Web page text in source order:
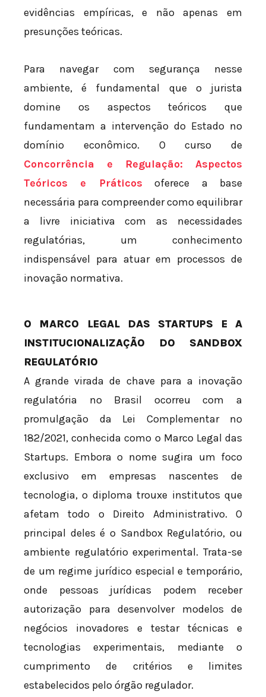
evidências empíricas, e não apenas em
presunções teóricas.
Para navegar com segurança nesse
ambiente, é fundamental que o jurista
domine os aspectos teóricos que
fundamentam a intervenção do Estado no
domínio econômico. O curso de
Concorrência e Regulação: Aspectos
Teóricos e Práticos oferece a base
necessária para compreender como equilibrar
a livre iniciativa com as necessidades
regulatórias, um conhecimento
indispensável para atuar em processos de
inovação normativa.
O MARCO LEGAL DAS STARTUPS E A
INSTITUCIONALIZAÇÃO DO SANDBOX
REGULATÓRIO
A grande virada de chave para a inovação
regulatória no Brasil ocorreu com a
promulgação da Lei Complementar nº
182/2021, conhecida como o Marco Legal das
Startups. Embora o nome sugira um foco
exclusivo em empresas nascentes de
tecnologia, o diploma trouxe institutos que
afetam todo o Direito Administrativo. O
principal deles é o Sandbox Regulatório, ou
ambiente regulatório experimental. Trata-se
de um regime jurídico especial e temporário,
onde pessoas jurídicas podem receber
autorização para desenvolver modelos de
negócios inovadores e testar técnicas e
tecnologias experimentais, mediante o
cumprimento de critérios e limites
estabelecidos pelo órgão regulador.